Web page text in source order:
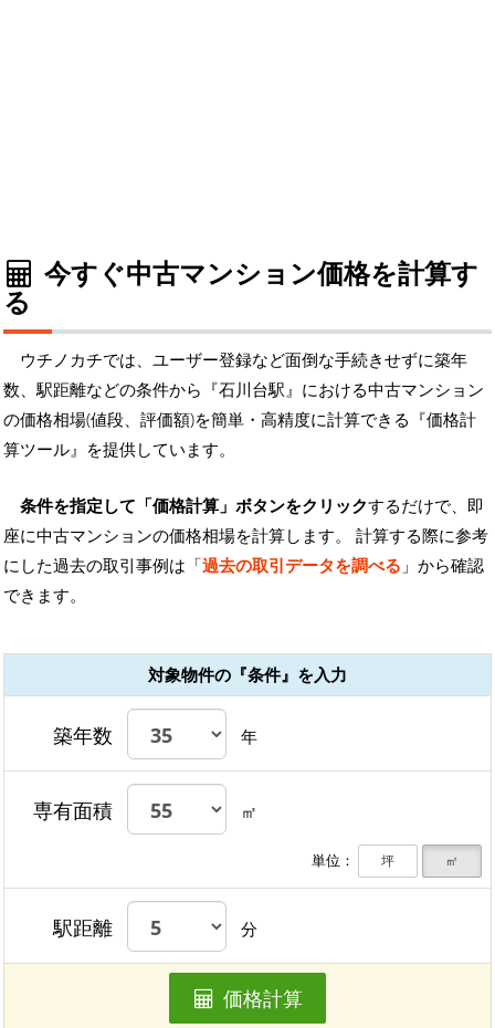
今すぐ中古マンション価格を計算す
る
ウチノカチでは、ユーザー登録など面倒な手続きせずに築年
数、駅距離などの条件から『石川台駅』における中古マンション
の価格相場(値段、評価額)を簡単・高精度に計算できる『価格計
算ツール』を提供しています。
条件を指定して「価格計算」ボタンをクリックするだけで、即
座に中古マンションの価格相場を計算します。 計算する際に参考
にした過去の取引事例は「過去の取引データを調べる 」から確認
できます。
対象物件の『条件』を入力
築年数 年
専有面積 ㎡
単位： 坪 ㎡
駅距離 分
価格計算